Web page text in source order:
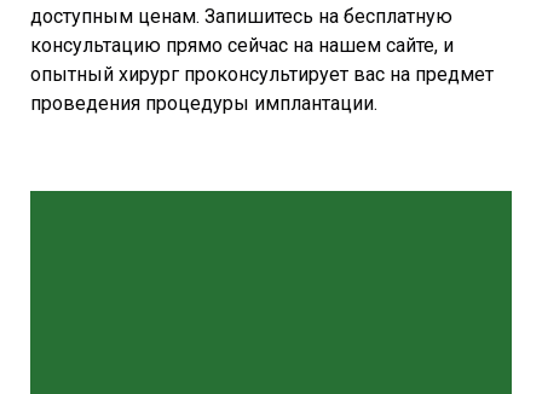
доступным ценам. Запишитесь на бесплатную
консультацию прямо сейчас на нашем сайте, и
опытный хирург проконсультирует вас на предмет
проведения процедуры имплантации.